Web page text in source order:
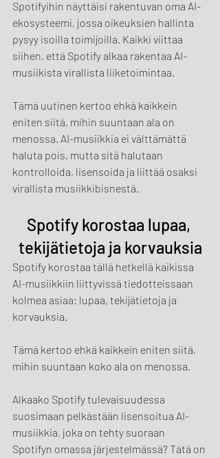
Spotifyihin näyttäisi rakentuvan oma AI-
ekosysteemi, jossa oikeuksien hallinta
pysyy isoilla toimijoilla. Kaikki viittaa
siihen, että Spotify alkaa rakentaa AI-
musiikista virallista liiketoimintaa.
Tämä uutinen kertoo ehkä kaikkein
eniten siitä, mihin suuntaan ala on
menossa. AI-musiikkia ei välttämättä
haluta pois, mutta sitä halutaan
kontrolloida, lisensoida ja liittää osaksi
virallista musiikkibisnestä.
Spotify korostaa lupaa,
tekijätietoja ja korvauksia
Spotify korostaa tällä hetkellä kaikissa
AI-musiikkiin liittyvissä tiedotteissaan
kolmea asiaa: lupaa, tekijätietoja ja
korvauksia.
Tämä kertoo ehkä kaikkein eniten siitä,
mihin suuntaan koko ala on menossa.
Alkaako Spotify tulevaisuudessa
suosimaan pelkästään lisensoitua AI-
musiikkia, joka on tehty suoraan
Spotifyn omassa järjestelmässä? Tätä on